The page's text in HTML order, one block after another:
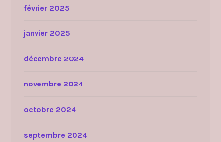
février 2025
janvier 2025
décembre 2024
novembre 2024
octobre 2024
septembre 2024